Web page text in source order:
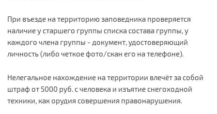
При въезде на территорию заповедника проверяется
наличие у старшего группы списка состава группы, у
каждого члена группы - документ, удостоверяющий
личность (либо четкое фото/скан его на телефоне).
Нелегальное нахождение на территории влечёт за собой
штраф от 5000 руб. с человека и изъятие снегоходной
техники, как орудия совершения правонарушения.